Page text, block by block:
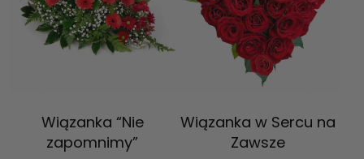
Wiązanka “Nie
zapomnimy”
Wiązanka w Sercu na
Zawsze